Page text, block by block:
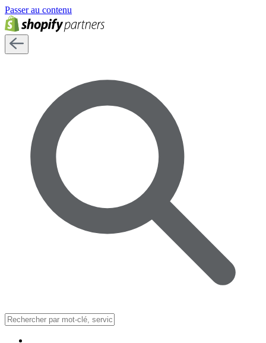
Passer au contenu